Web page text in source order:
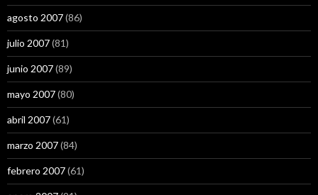
agosto 2007(86)
julio 2007(81)
junio 2007(89)
mayo 2007(80)
abril 2007(61)
marzo 2007(84)
febrero 2007(61)